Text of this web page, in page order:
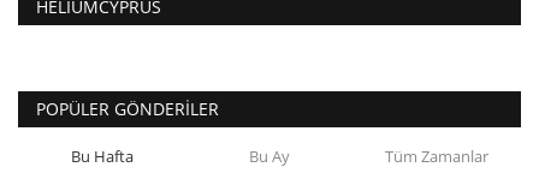
HELIUMCYPRUS
POPÜLER GÖNDERILER
Bu Hafta Bu Ay Tüm Zamanlar